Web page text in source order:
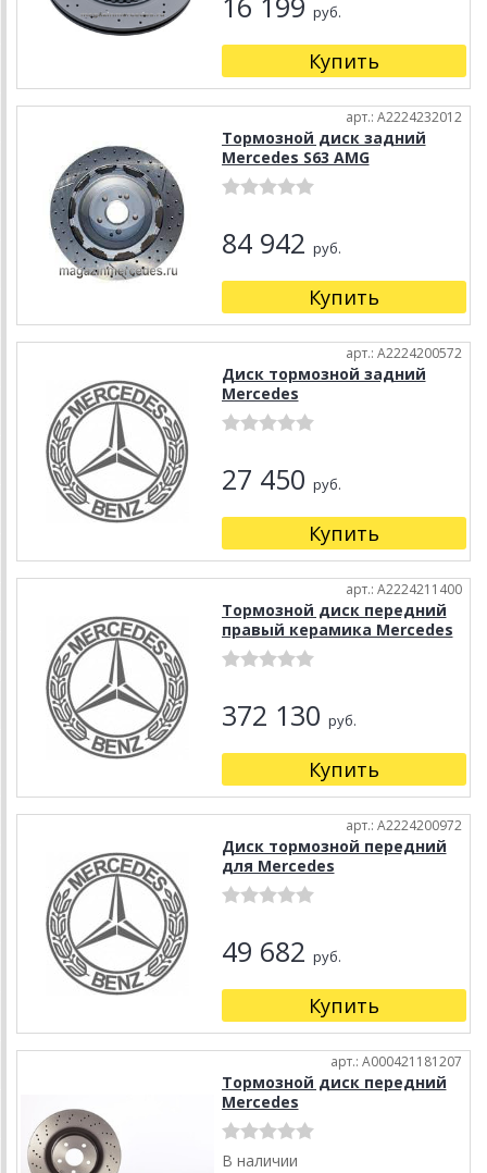
руб.
Купить
арт.: A2224232012
Тормозной диск задний
Mercedes S63 AMG
84 942 руб.
Купить
арт.: A2224200572
Диск тормозной задний
Mercedes
27 450 руб.
Купить
арт.: A2224211400
Тормозной диск передний
правый керамика Mercedes
372 130 руб.
Купить
арт.: A2224200972
Диск тормозной передний
для Mercedes
49 682 руб.
Купить
арт.: A000421181207
Тормозной диск передний
Mercedes
В наличии